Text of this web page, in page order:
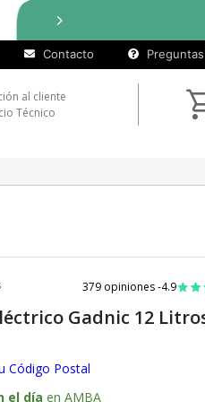
sin
Contacto
al cliente
Técnico
379 opiniones -4.9
Gadnic 12
Código Postal
el día en AMBA